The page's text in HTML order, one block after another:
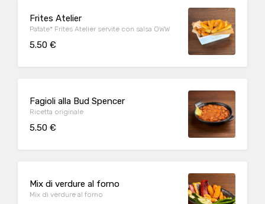
Frites Atelier
Patate* Frites Atelier servite con salsa OWW
5.50 €
Fagioli alla Bud Spencer
Ricetta originale
5.50 €
Mix di verdure al forno
Mix di verdure al forno